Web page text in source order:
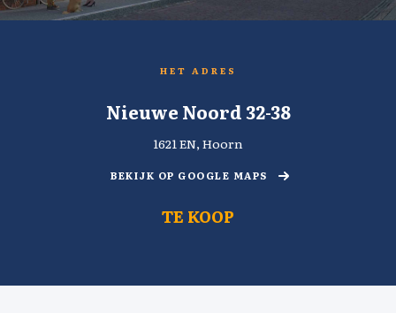
HET ADRES
Nieuwe Noord 32-38
1621 EN, Hoorn
BEKIJK OP GOOGLE MAPS
TE KOOP